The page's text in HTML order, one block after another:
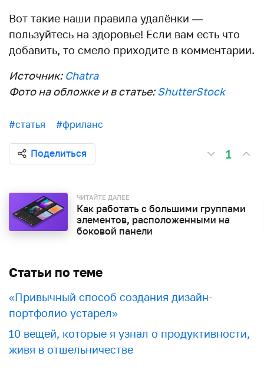
Вот такие наши правила удалёнки —
пользуйтесь на здоровье! Если вам есть что
добавить, то смело приходите в комментарии.
Источник: Chatra
Фото на обложке и в статье:ShutterStock
#статья #фриланс
Поделиться 1
ЧИТАЙТЕ ДАЛЕЕ
Как работать с большими группами
элементов, расположенными на
боковой панели
Статьи по теме
«Привычный способ создания дизайн-
портфолио устарел»
10 вещей, которые я узнал о продуктивности,
живя в отшельничестве